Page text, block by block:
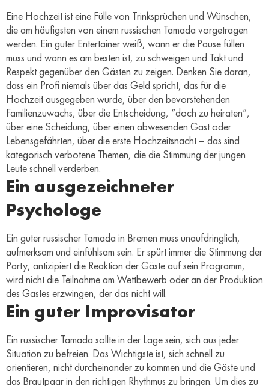
Eine Hochzeit ist eine Fülle von Trinksprüchen und Wünschen,
die am häufigsten von einem russischen Tamada vorgetragen
werden. Ein guter Entertainer weiß, wann er die Pause füllen
muss und wann es am besten ist, zu schweigen und Takt und
Respekt gegenüber den Gästen zu zeigen. Denken Sie daran,
dass ein Profi niemals über das Geld spricht, das für die
Hochzeit ausgegeben wurde, über den bevorstehenden
Familienzuwachs, über die Entscheidung, “doch zu heiraten”,
über eine Scheidung, über einen abwesenden Gast oder
Lebensgefährten, über die erste Hochzeitsnacht – das sind
kategorisch verbotene Themen, die die Stimmung der jungen
Leute schnell verderben.
Ein ausgezeichneter
Psychologe
Ein guter russischer Tamada in Bremen muss unaufdringlich,
aufmerksam und einfühlsam sein. Er spürt immer die Stimmung der
Party, antizipiert die Reaktion der Gäste auf sein Programm,
wird nicht die Teilnahme am Wettbewerb oder an der Produktion
des Gastes erzwingen, der das nicht will.
Ein guter Improvisator
Ein russischer Tamada sollte in der Lage sein, sich aus jeder
Situation zu befreien. Das Wichtigste ist, sich schnell zu
orientieren, nicht durcheinander zu kommen und die Gäste und
das Brautpaar in den richtigen Rhythmus zu bringen. Um dies zu